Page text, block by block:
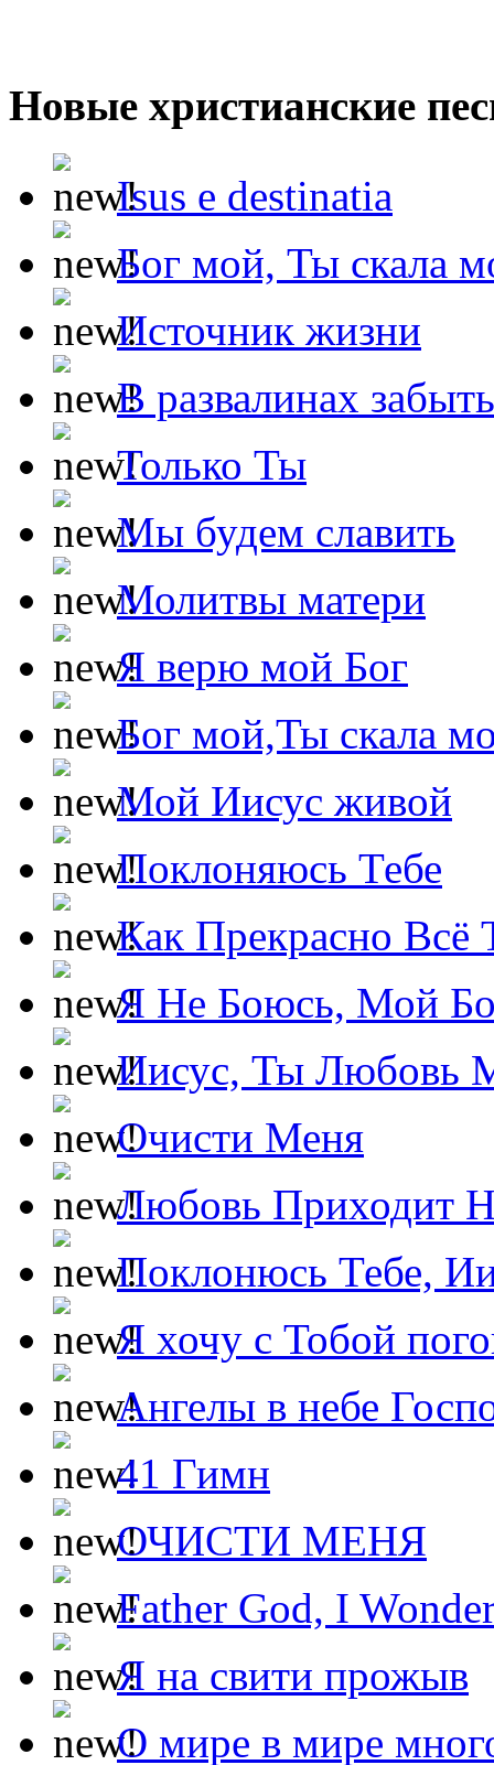
Новые христианские
Isus e destinatia
Бог мой, Ты скала
Источник жизни
В развалинах
Только Ты
Мы будем славить
Молитвы матери
Я верю мой Бог
Бог мой,Ты скала
Мой Иисус живой
Поклоняюсь Тебе
Как Прекрасно Всё
Я Не Боюсь, Мой
Иисус, Ты Любовь
Очисти Меня
Любовь Приходит
Поклонюсь Тебе,
Я хочу с Тобой
Ангелы в небе
41 Гимн
ОЧИСТИ МЕНЯ
Father God, I
Я на свити прожыв
О мире в мире